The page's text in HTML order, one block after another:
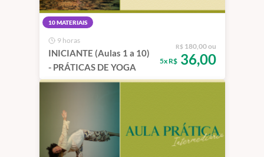
10 MATERIAIS
9 horas
INICIANTE (Aulas 1 a 10)
- PRÁTICAS DE YOGA
R$ 180,00 ou
5x R$36,00